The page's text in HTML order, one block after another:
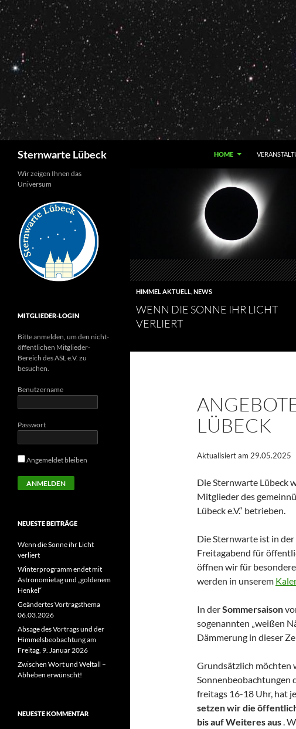
Zum
Inhalt
springen
Sternwarte Lübeck HOME
HIMMEL AKTUELL NEWS
WENN DIE SONNE IHR LICHT
VERLIERT
LÜBECK
Aktualisiert am 29.05.2025
Die Sternwarte Lübeck
Mitglieder des
Lübeck e.V.“ betrieben.
Die Sternwarte ist in der
Freitagabend für
öffnen wir für
werden in unserem
In derSommersaison
sogenannten „weißen
Dämmerung in dieser
Grundsätzlich möchten
Sonnenbeobachtungen
freitags 16-18 Uhr, hat
setzen wir die
bis auf Weiteres aus .
Wir zeigen Ihnen das
Universum
MITGLIEDER-LOGIN
Bitte anmelden, um den nicht-
öffentlichen Mitglieder-
Bereich des ASL e.V. zu
besuchen.
Benutzername
Passwort
Angemeldet bleiben
NEUESTE BEITRÄGE
Wenn die Sonne ihr Licht
verliert
Winterprogramm endet mit
Astronomietag und „goldenem
Henkel“
Geändertes Vortragsthema
06.03.2026
Absage des Vortrags und der
Himmelsbeobachtung am
Freitag, 9. Januar 2026
Zwischen Wort und Weltall –
Abheben erwünscht!
NEUESTE KOMMENTAR